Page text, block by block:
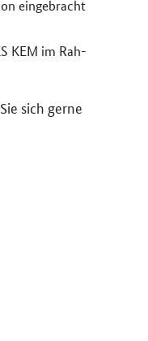
ein­ge­bracht
KEM im Rah­
sich gerne